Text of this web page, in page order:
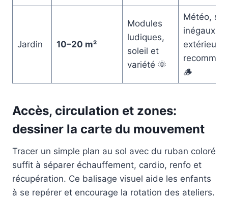
Jardin 10–20 m²
Modules
ludiques,
soleil et
variété 🌞
Météo,
inégaux;
🪵
Accès, circulation et zones:
dessiner la carte du mouvement
Tracer un simple plan au sol avec du ruban coloré
suffit à séparer échauffement, cardio, renfo et
récupération. Ce balisage visuel aide les enfants
à se repérer et encourage la rotation des ateliers.